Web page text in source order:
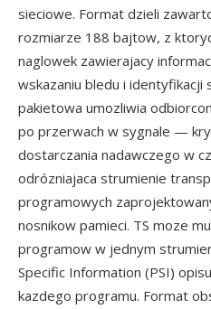
sieciowe. Format dzieli
rozmiarze 188 bajtow, z
naglowek zawierajacy
wskazaniu bledu i identyfikacji
pakietowa umozliwia
po przerwach w sygnale —
dostarczania nadawczego w
odrózniajaca strumienie
programowych
nosnikow pamieci. TS moze
programow w jednym
Specific Information (PSI)
kazdego programu. Format